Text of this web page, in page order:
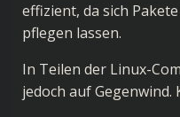
effizient, da sich
pflegen lassen.
In Teilen der Linux-
jedoch auf